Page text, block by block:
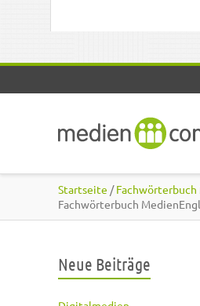
Startseite /
Fachwörterbuch
Neue Beiträge